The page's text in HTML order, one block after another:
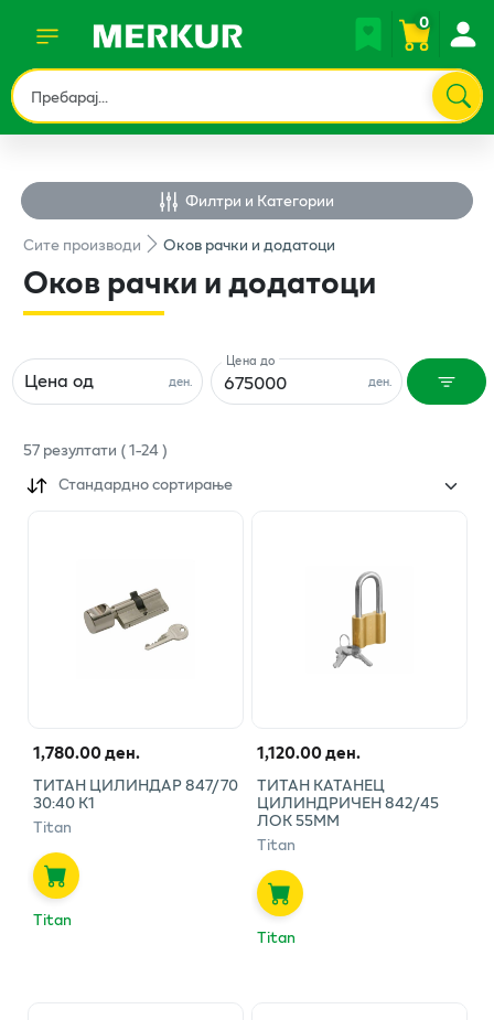
0
Филтри и Категории
Ситепроизводи Оков рачки и додатоци
Оков рачки и додатоци
ден.
Цена од ден.
Цена до
57резултати (1-24)
Стандардно сортирање
1,780.00 ден.
ТИТАН ЦИЛИНДАР 847/70
30:40 К1
Titan
Titan
1,120.00 ден.
ТИТАН КАТАНЕЦ
ЦИЛИНДРИЧЕН 842/45
ЛОК 55ММ
Titan
Titan